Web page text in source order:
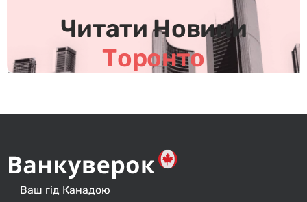
Читати Новини
Торонто
Ваш гід Канадою